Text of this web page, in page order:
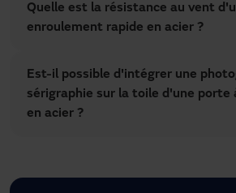
Quelle est la résistance au vent
enroulement rapide en acier ?
Est-il possible d'intégrer une
sérigraphie sur la toile d'une porte
en acier ?